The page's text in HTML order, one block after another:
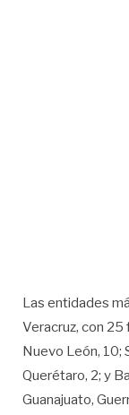
Las entidades
Veracruz, con 25
Nuevo León, 10;
Querétaro, 2; y
Guanajuato,